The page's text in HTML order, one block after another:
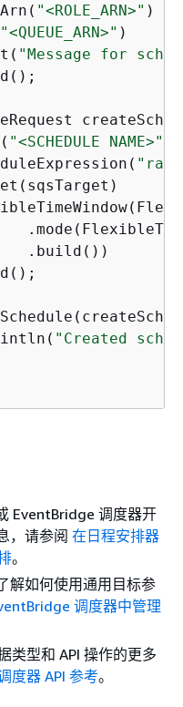
"<ROLE_ARN>" )
"<QUEUE_ARN>" )
"Message for
"<SCHEDULE NAME>"
.build())
"Created
EventBridge 调度器开
，请参阅 在日程安排器
。
解如何使用通用目标参
调度器中管理
类型和 API 操作的更多
度器 API 参考。